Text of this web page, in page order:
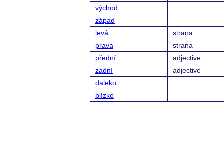
východ
západ
levá
strana
pravá
strana
přední
adjective
zadní
adjective
daleko
blízko